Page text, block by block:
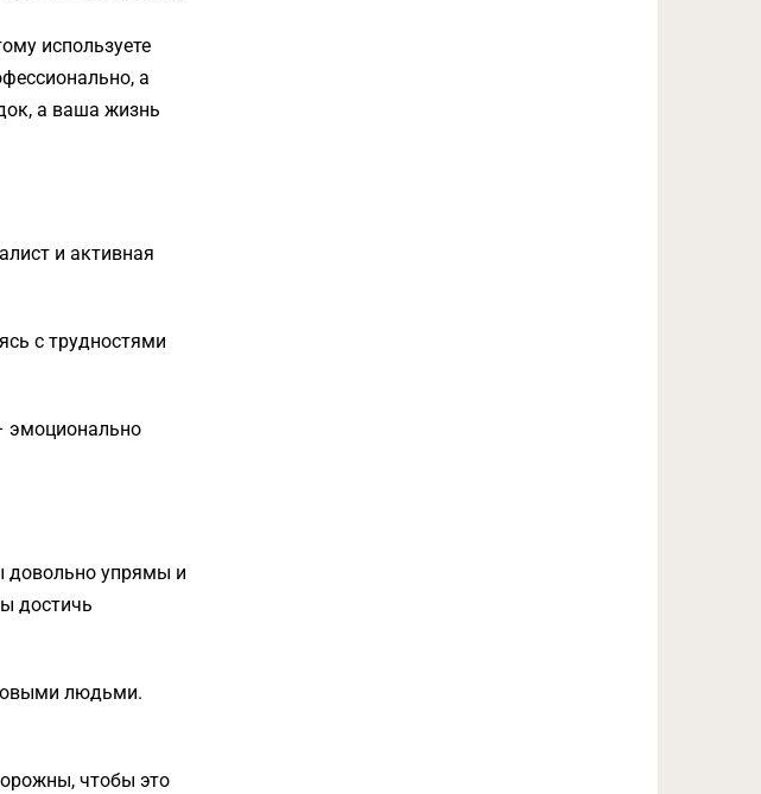
используете
а
а ваша жизнь
и активная
с трудностями
эмоционально
довольно упрямы и
достичь
людьми.
чтобы это